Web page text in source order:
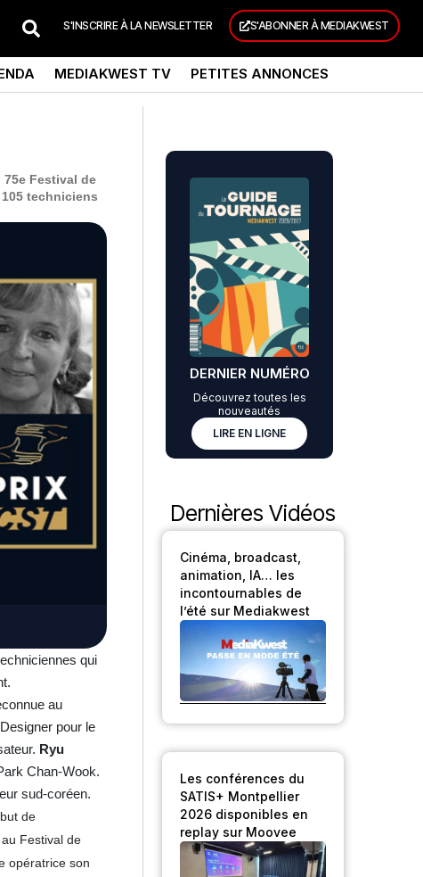
S'INSCRIRE À LA NEWSLETTER S'ABONNER À MEDIAKWEST
MEDIAKWEST TV PETITES ANNONCES
75e Festival de
techniciens
qui
au
pour le
Ryu
Chan-Wook.
sud-coréen.
de
Festival de
opératrice son
DERNIER NUMÉRO
Découvrez toutes les
nouveautés
LIRE EN LIGNE
Dernières Vidéos
Cinéma, broadcast,
animation, IA… les
incontournables de
l’été sur Mediakwest
Les conférences du
SATIS+ Montpellier
2026 disponibles en
replay sur Moovee